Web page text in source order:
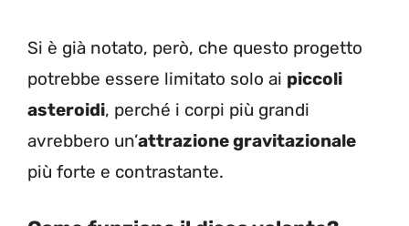
Si è già notato, però, che questo progetto
potrebbe essere limitato solo ai piccoli
asteroidi, perché i corpi più grandi
avrebbero un’attrazione gravitazionale
più forte e contrastante.